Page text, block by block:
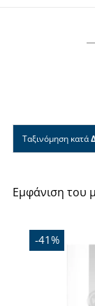
Ταξινόμηση κατά
Εμφάνιση του
-41%